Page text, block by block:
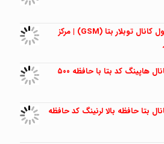
برد کرکره برقی سیمکارتی فول کانال توبلار بتا (GSM) | مرکز
برد کرکره برقی ساید فول کانال هاپینگ کد بتا با حافظه ۵۰۰
بتا حافظه بالا لرنینگ کد حافظه